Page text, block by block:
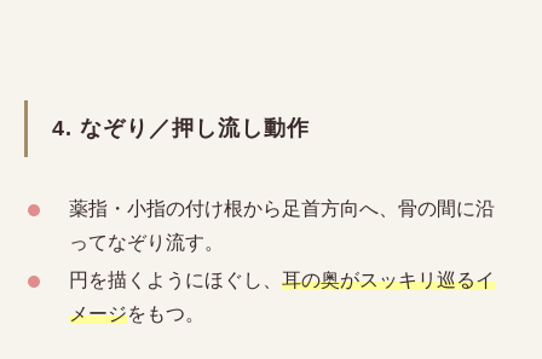
4. なぞり／押し流し動作
薬指・小指の付け根から足首方向へ、骨の間に沿
ってなぞり流す。
円を描くようにほぐし、耳の奥がスッキリ巡るイ
メージをもつ。